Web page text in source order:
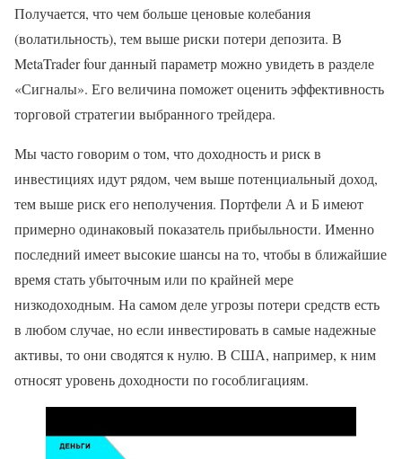
Получается, что чем больше ценовые колебания
(волатильность), тем выше риски потери депозита. В
MetaTrader four данный параметр можно увидеть в разделе
«Сигналы». Его величина поможет оценить эффективность
торговой стратегии выбранного трейдера.
Мы часто говорим о том, что доходность и риск в
инвестициях идут рядом, чем выше потенциальный доход,
тем выше риск его неполучения. Портфели А и Б имеют
примерно одинаковый показатель прибыльности. Именно
последний имеет высокие шансы на то, чтобы в ближайшие
время стать убыточным или по крайней мере
низкодоходным. На самом деле угрозы потери средств есть
в любом случае, но если инвестировать в самые надежные
активы, то они сводятся к нулю. В США, например, к ним
относят уровень доходности по гособлигациям.